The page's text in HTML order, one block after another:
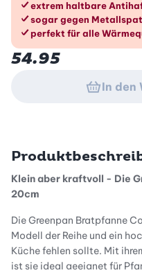
Die Vorteile
extrem haltbare
sogar gegen
perfekt für alle
54.95
In den
Klein aber kraftvoll - Die
20cm
Die Greenpan Bratpfanne
Modell der Reihe und ein
Küche fehlen sollte. Mit
ist sie ideal geeignet für